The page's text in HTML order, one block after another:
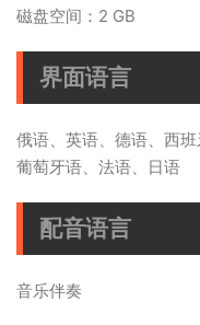
磁盘空间：2 GB
界面语言
俄语、英语、德语、西班
葡萄牙语、法语、日语
配音语言
音乐伴奏